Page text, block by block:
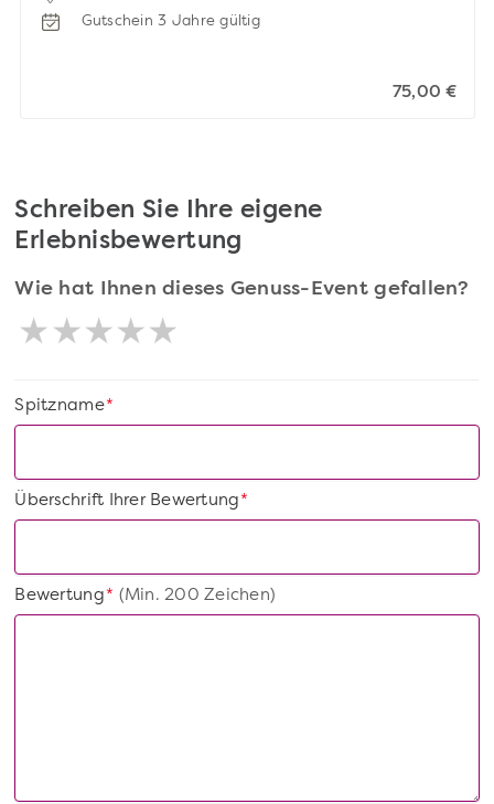
Gutschein 3 Jahre gültig
75,00 €
Schreiben Sie Ihre eigene
Erlebnisbewertung
Wie hat Ihnen dieses Genuss-Event gefallen?
*
Spitzname
*
Überschrift Ihrer Bewertung
*
Bewertung(Min. 200 Zeichen)